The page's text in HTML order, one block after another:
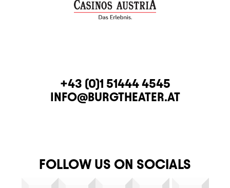
CONTACTTELEPHONE
+43 (0)1 51444 4545
E-MAIL
INFO@BURGTHEATER.AT
FOLLOW US ON SOCIALS